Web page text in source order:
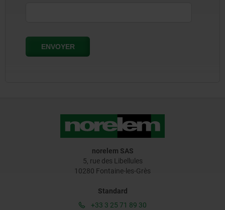
norelem SAS
5, rue des Libellules
10280 Fontaine-les-Grès
Standard
+33 3 25 71 89 30